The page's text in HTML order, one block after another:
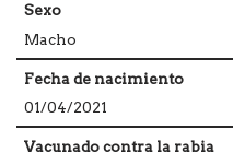
Sexo
Macho
Fecha de nacimiento
01/04/2021
Vacunado contra la rabia